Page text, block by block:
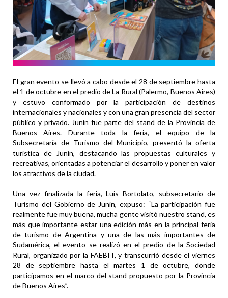
El gran evento se llevó a cabo desde el 28 de septiembre hasta
el 1 de octubre en el predio de La Rural (Palermo, Buenos Aires)
y estuvo conformado por la participación de destinos
internacionales y nacionales y con una gran presencia del sector
público y privado. Junín fue parte del stand de la Provincia de
Buenos Aires. Durante toda la feria, el equipo de la
Subsecretaría de Turismo del Municipio, presentó la oferta
turística de Junín, destacando las propuestas culturales y
recreativas, orientadas a potenciar el desarrollo y poner en valor
los atractivos de la ciudad.
Una vez finalizada la feria, Luis Bortolato, subsecretario de
Turismo del Gobierno de Junín, expuso: “La participación fue
realmente fue muy buena, mucha gente visitó nuestro stand, es
más que importante estar una edición más en la principal feria
de turismo de Argentina y una de las más importantes de
Sudamérica, el evento se realizó en el predio de la Sociedad
Rural, organizado por la FAEBIT, y transcurrió desde el viernes
28 de septiembre hasta el martes 1 de octubre, donde
participamos en el marco del stand propuesto por la Provincia
de Buenos Aires”.